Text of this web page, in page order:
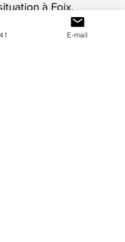
à Foix.
E-mail